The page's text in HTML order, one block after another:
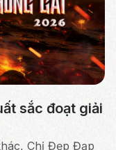
sắc đoạt giải
Chị Đẹp Đạp